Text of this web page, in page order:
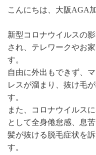
こんにちは、大阪AGA
新型コロナウイルスの
され、テレワークやお
す。
自由に外出もできず、
レスが溜まり、抜け毛
す。
また、コロナウイルス
として全身倦怠感、息
髪が抜ける脱毛症状を
す。